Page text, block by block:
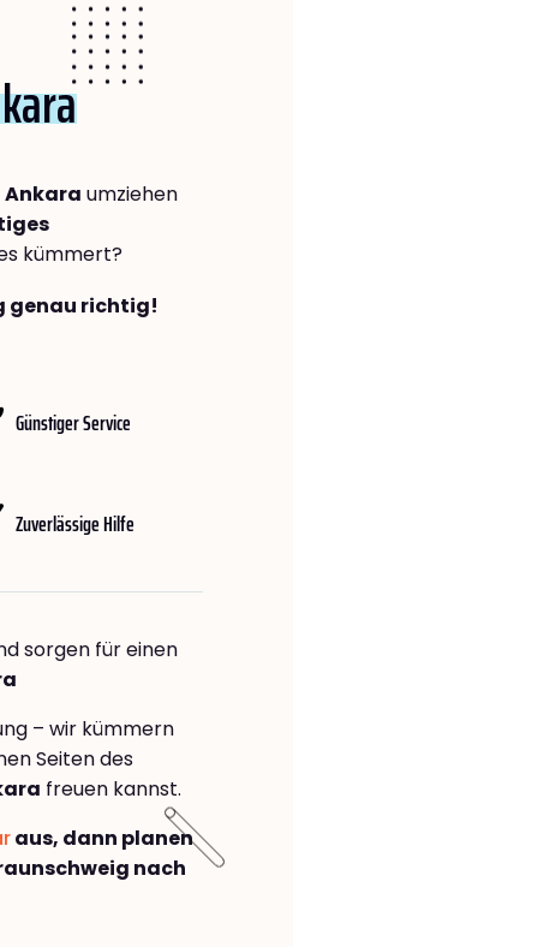
Ankara umziehen
kümmert?
genau richtig!
Günstiger Service
Zuverlässige Hilfe
sorgen für einen
– wir kümmern
Seiten des
freuen kannst.
aus, dann planen
nach